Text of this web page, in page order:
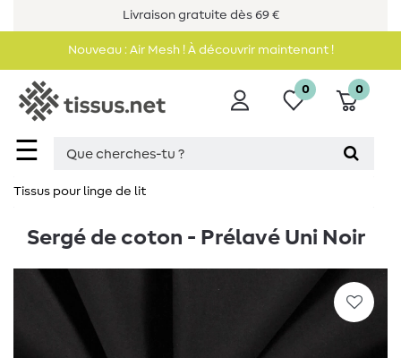
Livraison gratuite dès 69 €
Nouveau : Air Mesh ! À découvrir maintenant !
☰
0 0
Tissus pour linge de lit
Sergé de coton - Prélavé Uni Noir